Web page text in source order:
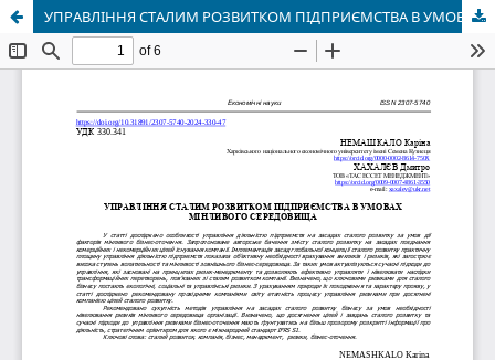
УПРАВЛІННЯ СТАЛИМ РОЗВИТКОМ ПІДПРИЄМСТВА В УМОВАХ МІНЛИВОГО СЕРЕДОВИЩА